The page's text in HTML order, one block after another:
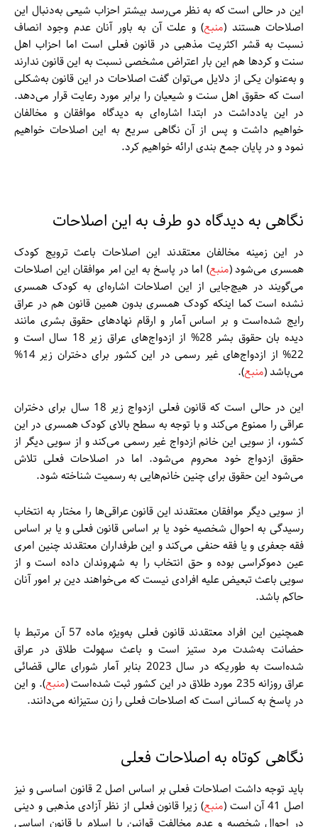
این در حالی است که به نظر می‌رسد بیشتر احزاب شیعی به‌دنبال این
اصلاحات هستند (منبع) و علت آن به باور آنان عدم وجود انصاف
نسبت به قشر اکثریت مذهبی در قانون فعلی است اما احزاب اهل
سنت و کردها هم این بار اعتراض مشخصی نسبت به این قانون ندارند
و به‌عنوان یکی از دلایل می‌توان گفت اصلاحات در این قانون به‌شکلی
است که حقوق اهل سنت و شیعیان را برابر مورد رعایت قرار می‌دهد.
در این یادداشت در ابتدا اشاره‌ای به دیدگاه موافقان و مخالفان
خواهیم داشت و پس از آن نگاهی سریع به این اصلاحات خواهیم
نمود و در پایان جمع بندی ارائه خواهیم کرد.
نگاهی به دیدگاه دو طرف به این اصلاحات
در این زمینه مخالفان معتقدند این اصلاحات باعث ترویج کودک
همسری می‌شود (منبع) اما در پاسخ به این امر موافقان این اصلاحات
می‌گویند در هیچ‌جایی از این اصلاحات اشاره‌ای به کودک همسری
نشده است کما اینکه کودک همسری بدون همین قانون هم در عراق
رایج شده‌است و بر اساس آمار و ارقام نهادهای حقوق بشری مانند
دیده بان حقوق بشر 28% از ازدواج‌های عراق زیر 18 سال است و
22% از ازدواج‌های غیر رسمی در این کشور برای دختران زیر 14%
می‌باشد (منبع).
این در حالی است که قانون فعلی ازدواج زیر 18 سال برای دختران
عراقی را ممنوع می‌کند و با توجه به سطح بالای کودک همسری در این
کشور، از سویی این خانم ازدواج غیر رسمی می‌کند و از سویی دیگر از
حقوق ازدواج خود محروم می‌شود. اما در اصلاحات فعلی تلاش
می‌شود این حقوق برای چنین خانم‌هایی به رسمیت شناخته شود.
از سویی دیگر موافقان معتقدند این قانون عراقی‌ها را مختار به انتخاب
رسیدگی به احوال شخصیه خود یا بر اساس قانون فعلی و یا بر اساس
فقه جعفری و یا فقه حنفی می‌کند و این طرفداران معتقدند چنین امری
عین دموکراسی بوده و حق انتخاب را به شهروندان داده است و از
سویی باعث تبعیض علیه افرادی نیست که می‌خواهند دین بر امور آنان
حاکم باشد.
همچنین این افراد معتقدند قانون فعلی به‌ویژه ماده 57 آن مرتبط با
حضانت به‌شدت مرد ستیز است و باعث سهولت طلاق در عراق
شده‌است به طوریکه در سال 2023 بنابر آمار شورای عالی قضائی
عراق روزانه 235 مورد طلاق در این کشور ثبت شده‌است (
منبع). و این
در پاسخ به کسانی است که اصلاحات فعلی را زن ستیزانه می‌دانند.
نگاهی کوتاه به اصلاحات فعلی
باید توجه داشت اصلاحات فعلی بر اساس اصل 2 قانون اساسی و نیز
اصل 41 آن است (
منبع) زیرا قانون فعلی از نظر آزادی مذهبی و دینی
در احوال شخصیه و عدم مخالفت قوانین با اسلام با قانون اساسی